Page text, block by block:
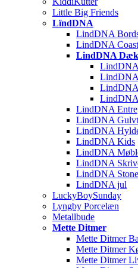
Little Big Friends
LïndDNA
LindDNA
LindDNA
LindDNA
LindDNA Entre
LindDNA
LindDNA
LindDNA Kids
LindDNA
LindDNA
LindDNA
LindDNA jul
LuckyBoySunday
Lyngby Porcelæn
Metallbude
Mette Ditmer
Mette Ditmer
Mette Ditmer
Mette Ditmer